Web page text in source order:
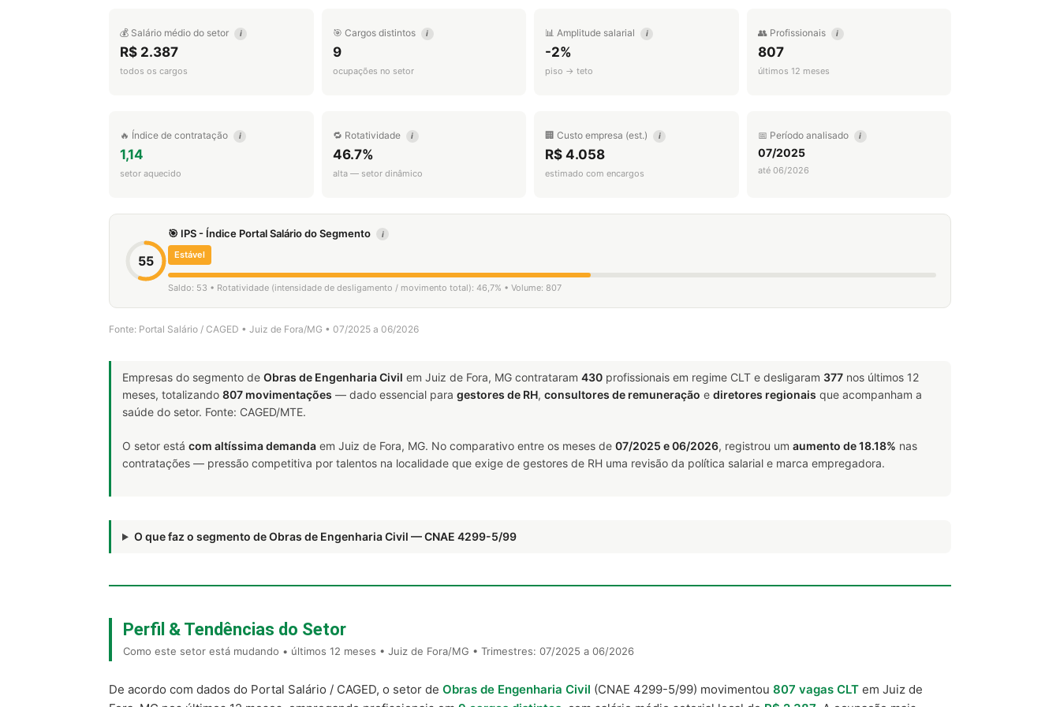
💰 Salário médio do setor i
R$ 2.387
todos os cargos
🎯 Cargos distintos i
9
ocupações no setor
📊 Amplitude salarial i
-2%
piso → teto
👥 Profissionais i
807
últimos 12 meses
🔥 Índice de contratação i
1,14
setor aquecido
🔁 Rotatividade i
46.7%
alta — setor dinâmico
🏢 Custo empresa (est.) i
R$ 4.058
estimado com encargos
📅 Período analisado i
07/2025
até 06/2026
55
🎯 IPS - Índice Portal Salário do Segmento i
Estável
Saldo: 53 • Rotatividade (intensidade de desligamento / movimento total): 46,7% • Volume: 807
Fonte: Portal Salário / CAGED • Juiz de Fora/MG • 07/2025 a 06/2026
Empresas do segmento de Obras de Engenharia Civil em Juiz de Fora, MG contrataram 430 profissionais em regime CLT e desligaram 377 nos últimos 12
meses, totalizando 807 movimentações — dado essencial para gestores de RH, consultores de remuneração e diretores regionais que acompanham a
saúde do setor. Fonte: CAGED/MTE.
O setor está com altíssima demanda em Juiz de Fora, MG. No comparativo entre os meses de 07/2025 e 06/2026, registrou um aumento de 18.18% nas
contratações — pressão competitiva por talentos na localidade que exige de gestores de RH uma revisão da política salarial e marca empregadora.
O que faz o segmento de Obras de Engenharia Civil — CNAE 4299-5/99
Perfil & Tendências do Setor
Como este setor está mudando • últimos 12 meses • Juiz de Fora/MG • Trimestres: 07/2025 a 06/2026
De acordo com dados do Portal Salário / CAGED, o setor de Obras de Engenharia Civil (CNAE 4299-5/99) movimentou 807 vagas CLT em Juiz de